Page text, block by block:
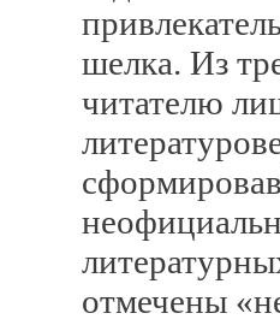
шелка. Из
читателю
отмечены